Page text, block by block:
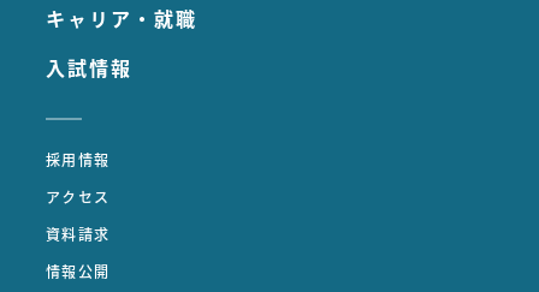
キャリア・就職
入試情報
採用情報
アクセス
資料請求
情報公開